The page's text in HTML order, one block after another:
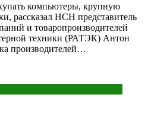
компьютеры, крупную
рассказал НСН представитель
и товаропроизводителей
техники (РАТЭК) Антон
производителей…